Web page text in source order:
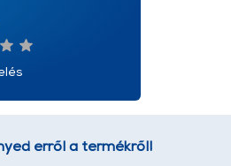
erről a termékről!